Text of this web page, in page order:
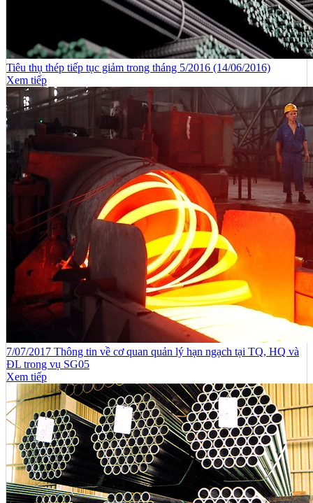
Tiêu thụ thép tiếp tục giảm trong tháng 5/2016 (14/06/2016)
Xem tiếp
7/07/2017 Thông tin về cơ quan quản lý hạn ngạch tại TQ, HQ và
ĐL trong vụ SG05
Xem tiếp